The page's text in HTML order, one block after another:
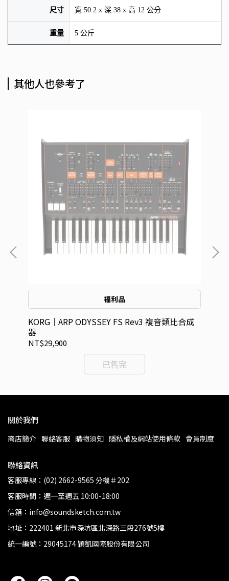
尺寸 寬 50.2 x 深 38 x 高 12 公分
重量 5 公斤
其他人也參考了
福利品
KORG｜ARP ODYSSEY FS Rev3 複音類比合成
器
NT$29,900
已售完
關於我們
商店簡介 聯絡客服 購物須知 隱私權及網站使用條款 會員制度
聯絡資訊
客服專線：(02) 2662-9565 分機＃202
客服時間：週一至週五 10:00-18:00
信箱：info@soundsketch.com.tw
地址：222401 新北市深坑區北深路三段276號5樓
統一編號：29045174 穎凱國際股份有限公司